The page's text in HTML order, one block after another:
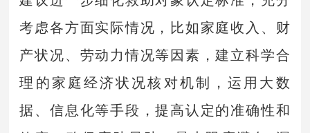
考虑各方面实际情况，比如家庭收入、财
产状况、劳动力情况等因素，建立科学合
理的家庭经济状况核对机制，运用大数
据、信息化等手段，提高认定的准确性和